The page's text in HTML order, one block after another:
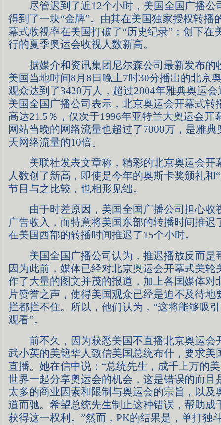
尽管迟到了近12个小时，美国全国广播公
得到了一块“金牌”。由其在美国独家授权转播
幕式收视率在美国打破了“历史纪录”：创下在
行的夏季奥运会收视人数新高。
据媒介和资讯集团尼尔森公司最新发布的
美国当地时间8月8日晚上7时30分播出的北京
观众达到了3420万人，超过2004年雅典奥运会
美国全国广播公司表示，北京奥运会开幕式转
高达21.5％，仅次于1996年亚特兰大奥运会开
网站当晚的网络流量也超过了7000万，是雅典
天网络流量的10倍。
美联社发表文章称，精彩的北京奥运会开
人数创了新高，即使是今年的奥斯卡奖颁礼和
节目与之比较，也相形见绌。
由于时差原因，美国全国广播公司担心收
广告收入，而特意将美国东部的转播时间推迟
在美国西部的转播时间推迟了15个小时。
美国全国广播公司认为，推迟播放反而是
因为此前，媒体已经对北京奥运会开幕式美轮
作了大量的图文并茂的报道，加上各国媒体对
片赞誉之声，使得美国观众已经是迫不及待地
拦都拦不住。所以，他们认为，“这将能够吸
观看”。
前不久，因为获悉美国不直播北京奥运会
武小英的美籍华人致信美国总统布什，要求美
直播。她在信中说：“总统先生，成千上万的
世界一起分享奥运会的机会，这是错误的而且
太多的商业因素和限制与奥运会的宗旨，以及
道而驰。希望总统先生制止这种错误，帮助成
获得这一权利。”然而，PK的结果是，单打独